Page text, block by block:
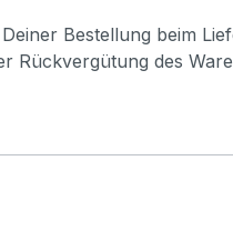
Bestellung beim
Rückvergütung des